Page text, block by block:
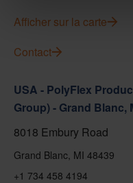
Afficher sur la carte
Contact
USA - PolyFlex
Group) - Grand Blanc,
8018 Embury Road
Grand Blanc, MI 48439
+1 734 458 4194